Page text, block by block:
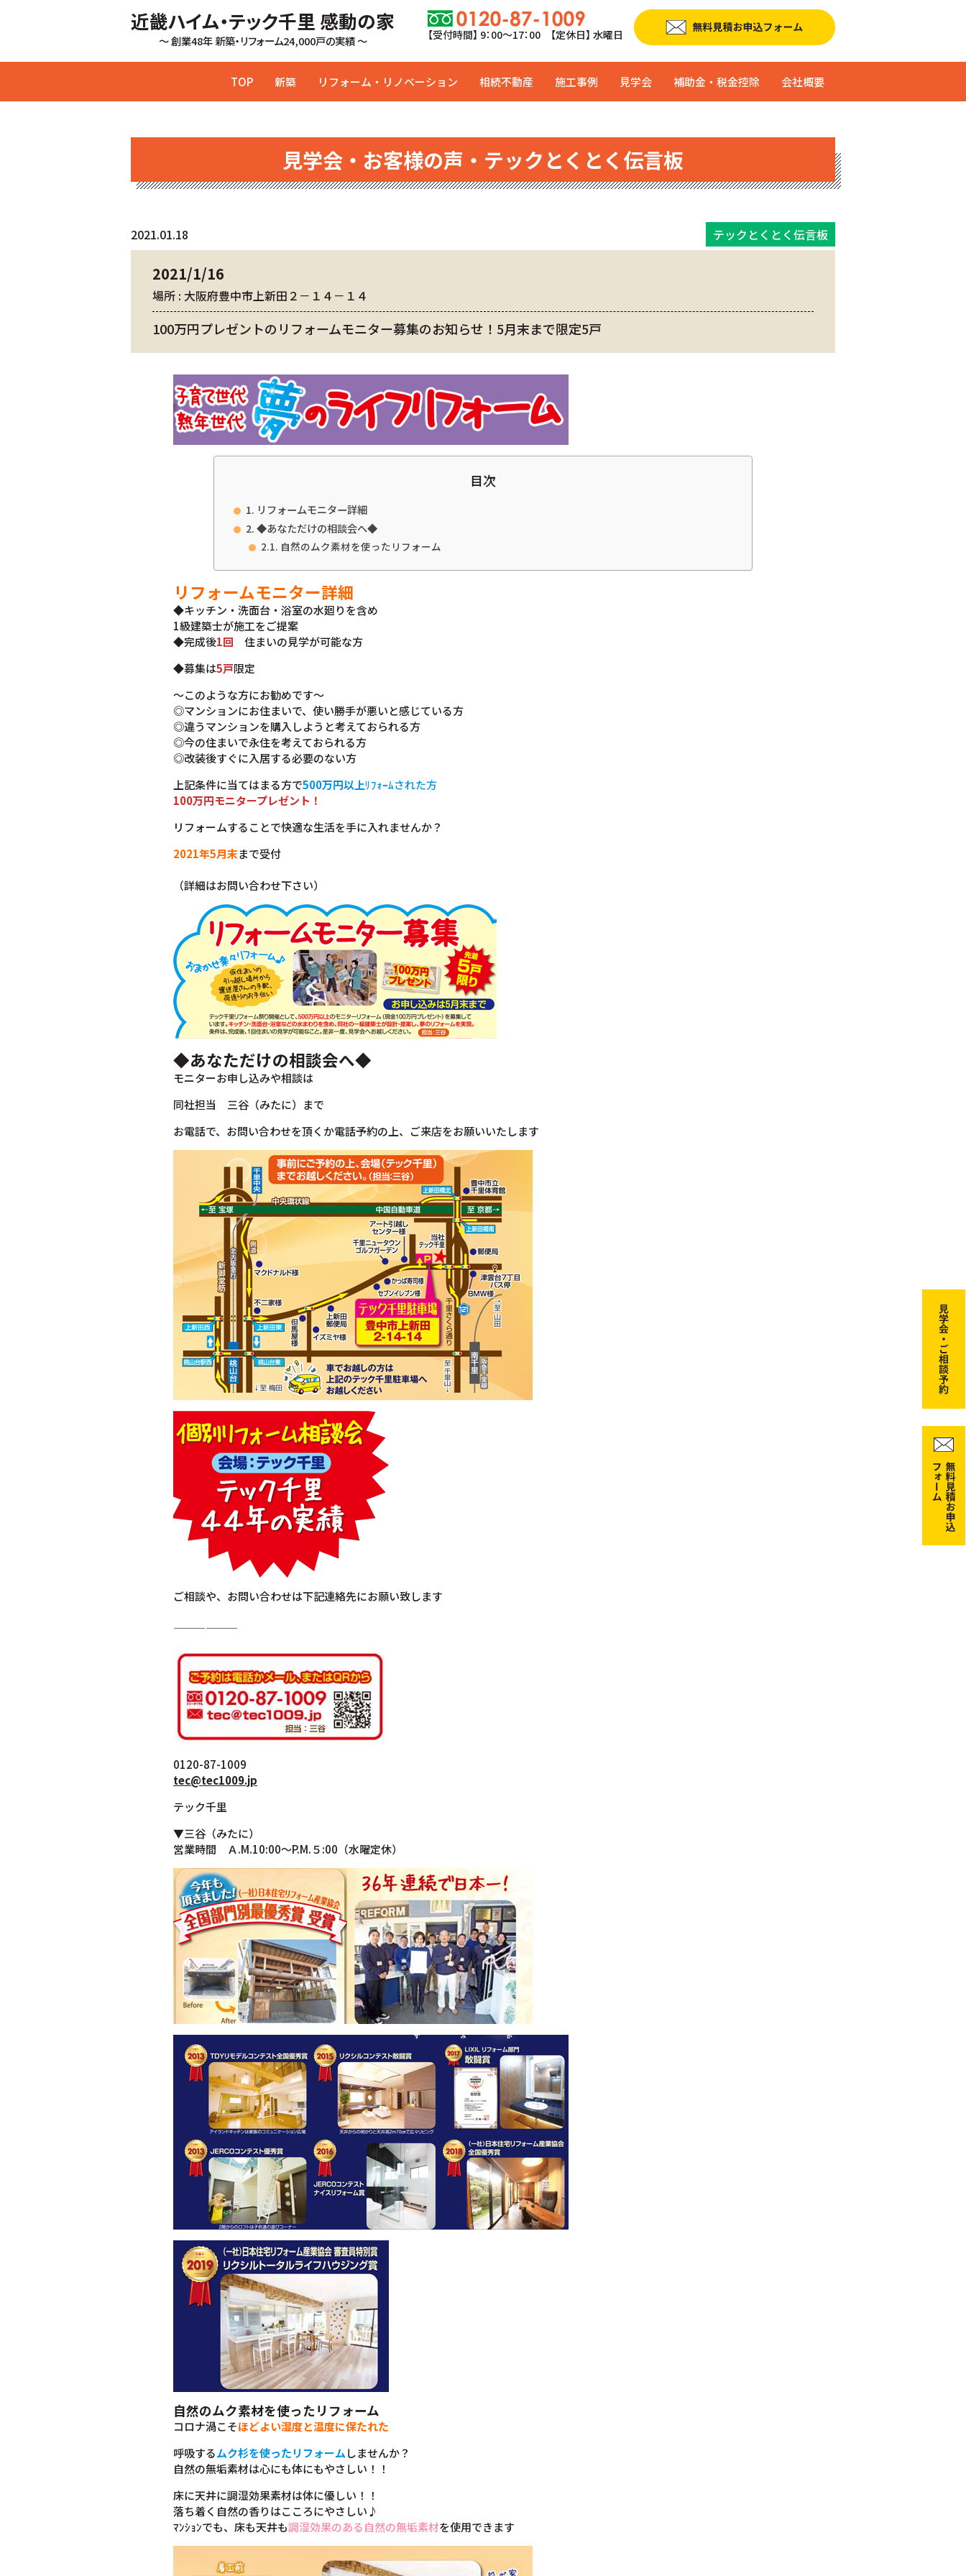
近畿ハイム・テック千里 感動の家
～ 創業48年 新築・リフォーム24,000戸の実績 ～ 【受付時間】 9：00〜17：00 【定休日】 水曜日
TOP 新築 リフォーム・リノベーション 相続不動産 施工事例 見学会 補助金・税金控除 会社概要
見学会・お客様の声・テックとくとく伝言板
2021.01.18 テックとくとく伝言板
2021/1/16
場所 : 大阪府豊中市上新田２－１４－１４
100万円プレゼントのリフォームモニター募集のお知らせ！5月末まで限定5戸
目次
リフォームモニター詳細
◆あなただけの相談会へ◆
自然のムク素材を使ったリフォーム
リフォームモニター詳細
◆キッチン・洗面台・浴室の水廻りを含め
1級建築士が施工をご提案
◆完成後1回 住まいの見学が可能な方
◆募集は5戸限定
～このような方にお勧めです～
◎マンションにお住まいで、使い勝手が悪いと感じている方
◎違うマンションを購入しようと考えておられる方
◎今の住まいで永住を考えておられる方
◎改装後すぐに入居する必要のない方
上記条件に当てはまる方で500万円以上ﾘﾌｫｰﾑされた方
100万円モニタープレゼント！
リフォームすることで快適な生活を手に入れませんか？
2021年5月末まで受付
（詳細はお問い合わせ下さい）
◆あなただけの相談会へ◆
モニターお申し込みや相談は
同社担当 三谷（みたに）まで
お電話で、お問い合わせを頂くか電話予約の上、ご来店をお願いいたします
ご相談や、お問い合わせは下記連絡先にお願い致します
——————
0120-87-1009
tec@tec1009.jp
テック千里
▼三谷（みたに）
営業時間 Ａ.M.10:00～P.M.５:00（水曜定休）
自然のムク素材を使ったリフォーム
コロナ渦こそほどよい湿度と温度に保たれた
呼吸するムク杉を使ったリフォームしませんか？
自然の無垢素材は心にも体にもやさしい！！
床に天井に調湿効果素材は体に優しい！！
落ち着く自然の香りはこころにやさしい♪
ﾏﾝｼｮﾝでも、床も天井も調湿効果のある自然の無垢素材を使用できます